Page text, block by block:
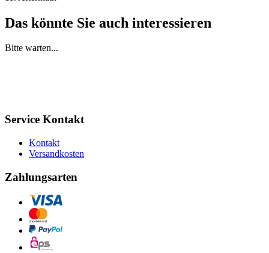
Das könnte Sie auch interessieren
Bitte warten...
Service Kontakt
Kontakt
Versandkosten
Zahlungsarten